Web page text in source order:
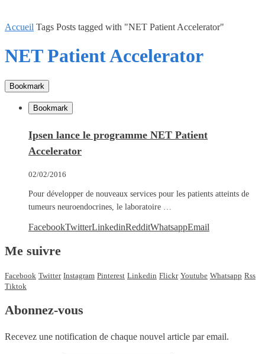
Accueil Tags Posts tagged with "NET Patient Accelerator"
NET Patient Accelerator
Bookmark
Bookmark
Ipsen lance le programme NET Patient
Accelerator
02/02/2016
Pour développer de nouveaux services pour les patients atteints de
tumeurs neuroendocrines, le laboratoire …
FacebookTwitterLinkedinRedditWhatsappEmail
Me suivre
Facebook Twitter Instagram Pinterest Linkedin Flickr Youtube Whatsapp Rss
Tiktok
Abonnez-vous
Recevez une notification de chaque nouvel article par email.